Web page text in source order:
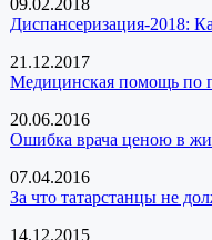
09.02.2018
Диспансеризация-2018:
21.12.2017
Медицинская помощь по
20.06.2016
Ошибка врача ценою в
07.04.2016
За что татарстанцы не
14.12.2015